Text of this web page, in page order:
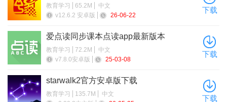
Star Walk2完全解锁中文正版能够为用户提供一系列可观察的
随意放大仔细观察，从而可以感受到一系列奇妙的星体元素。该
软更是采用了更适于视网膜显示的炫动色彩界面以及能够营造出
氛围感的音效，相信给用户带来身临其境的感觉。
软件特色
教育学习 65.2M
中文
v12.6.2 安卓版
26-06-22
下载
爱点读同步课本点读app最新版本
教育学习 72.2M
中文
v7.8.0安卓版
25-03-08
下载
starwalk2官方安卓版下载
教育学习 135.7M
中文
下载